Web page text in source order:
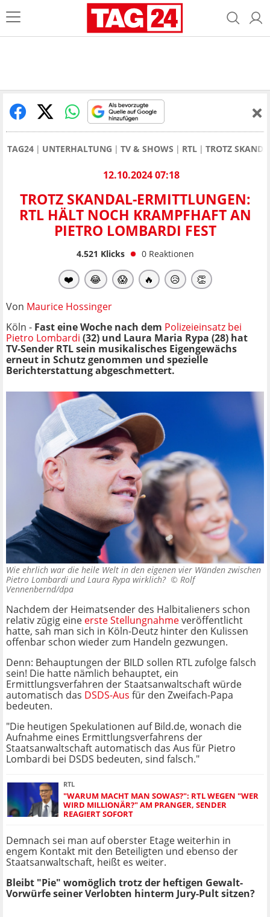
TAG24 UNTERHALTUNG TV & SHOWS RTL TROTZ
12.10.2024 07:18
TROTZ SKANDAL-ERMITTLUNGEN:
RTL HÄLT NOCH KRAMPFHAFT AN
PIETRO LOMBARDI FEST
4.521 Klicks 0 Reaktionen
❤️ 😂 😱 🔥 😥 👏
Von Maurice Hossinger
Köln - Fast eine Woche nach dem Polizeieinsatz bei
Pietro Lombardi (32) und Laura Maria Rypa (28) hat
TV-Sender RTL sein musikalisches Eigengewächs
erneut in Schutz genommen und spezielle
Berichterstattung abgeschmettert.
Wie ehrlich war die heile Welt in den eigenen vier Wänden zwischen
Pietro Lombardi und Laura Rypa wirklich? © Rolf
Vennenbernd/dpa
Nachdem der Heimatsender des Halbitalieners schon
relativ zügig eine erste Stellungnahmeveröffentlicht
hatte, sah man sich in Köln-Deutz hinter den Kulissen
offenbar schon wieder zum Handeln gezwungen.
Denn: Behauptungen der BILD sollen RTL zufolge falsch
sein! Die hatte nämlich behauptet, ein
Ermittlungsverfahren der Staatsanwaltschaft würde
automatisch das DSDS-Aus für den Zweifach-Papa
bedeuten.
"Die heutigen Spekulationen auf Bild.de, wonach die
Aufnahme eines Ermittlungsverfahrens der
Staatsanwaltschaft automatisch das Aus für Pietro
Lombardi bei DSDS bedeuten, sind falsch."
RTL
"WARUM MACHT MAN SOWAS?": RTL WEGEN "WER
WIRD MILLIONÄR?" AM PRANGER, SENDER
REAGIERT SOFORT
Demnach sei man auf oberster Etage weiterhin in
engem Kontakt mit den Beteiligten und ebenso der
Staatsanwaltschaft, heißt es weiter.
Bleibt "Pie" womöglich trotz der heftigen Gewalt-
Vorwürfe seiner Verlobten hinterm Jury-Pult sitzen?